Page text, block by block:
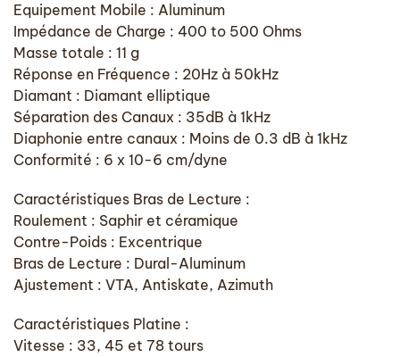
Equipement Mobile : Aluminum
Impédance de Charge : 400 to 500 Ohms
Masse totale : 11 g
Réponse en Fréquence : 20Hz à 50kHz
Diamant : Diamant elliptique
Séparation des Canaux : 35dB à 1kHz
Diaphonie entre canaux : Moins de 0.3 dB à 1kHz
Conformité : 6 x 10-6 cm/dyne
Caractéristiques Bras de Lecture :
Roulement : Saphir et céramique
Contre-Poids : Excentrique
Bras de Lecture : Dural-Aluminum
Ajustement : VTA, Antiskate, Azimuth
Caractéristiques Platine :
Vitesse : 33, 45 et 78 tours